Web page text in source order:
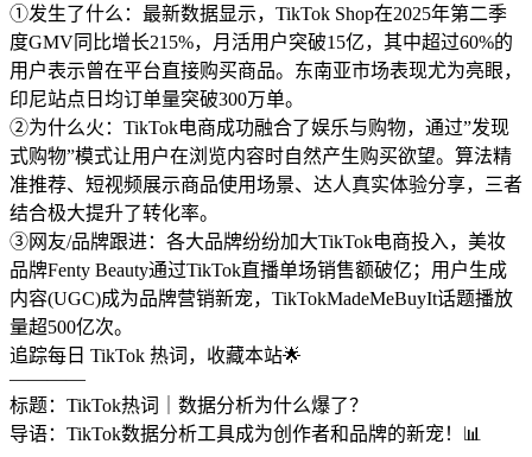
①发生了什么：最新数据显示，TikTok Shop在2025年第二季
度GMV同比增长215%，月活用户突破15亿，其中超过60%的
用户表示曾在平台直接购买商品。东南亚市场表现尤为亮眼，
印尼站点日均订单量突破300万单。
②为什么火：TikTok电商成功融合了娱乐与购物，通过”发现
式购物”模式让用户在浏览内容时自然产生购买欲望。算法精
准推荐、短视频展示商品使用场景、达人真实体验分享，三者
结合极大提升了转化率。
③网友/品牌跟进：各大品牌纷纷加大TikTok电商投入，美妆
品牌Fenty Beauty通过TikTok直播单场销售额破亿；用户生成
内容(UGC)成为品牌营销新宠，TikTokMadeMeBuyIt话题播放
量超500亿次。
追踪每日 TikTok 热词，收藏本站🌟
————
标题：TikTok热词｜数据分析为什么爆了？
导语：TikTok数据分析工具成为创作者和品牌的新宠！📊